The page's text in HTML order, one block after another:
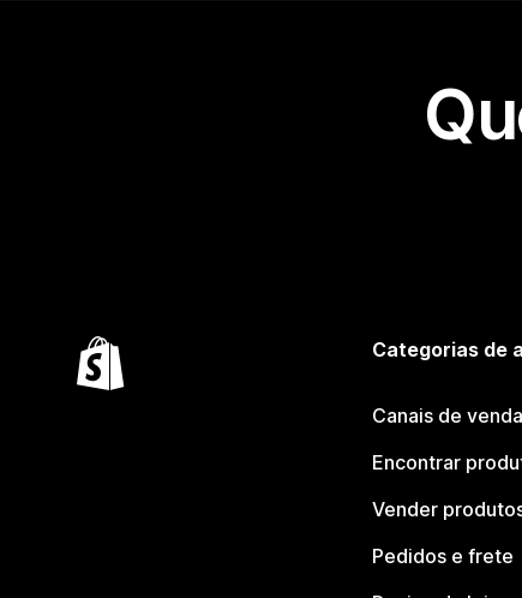
Categorias de
Canais de
Encontrar
Vender
Pedidos e frete